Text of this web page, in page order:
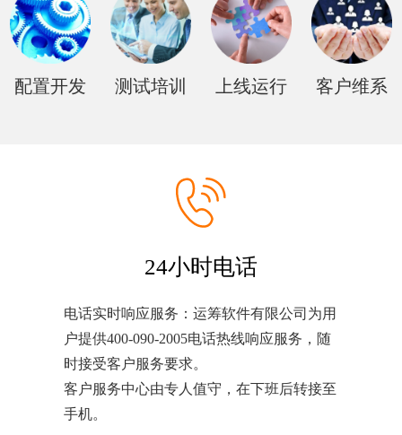
配置开发 测试培训 上线运行 客户维系
24小时电话
电话实时响应服务：运筹软件有限公司为用
户提供400-090-2005电话热线响应服务，随
时接受客户服务要求。
客户服务中心由专人值守，在下班后转接至
手机。